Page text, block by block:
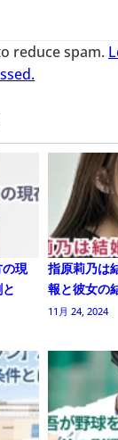
reduce spam.
現
指原莉乃は
報と彼女の
11月 24, 2024